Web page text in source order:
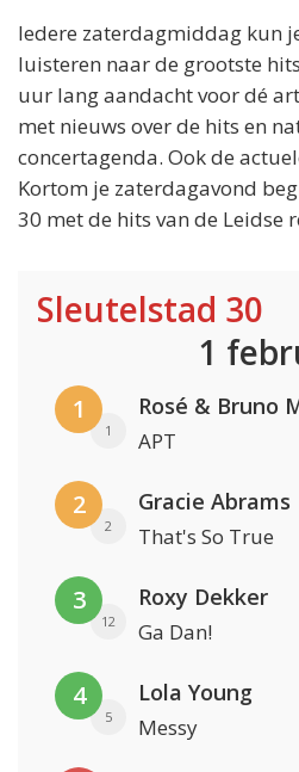
Iedere zaterdagmiddag kun
luisteren naar de grootste
uur lang aandacht voor dé
met nieuws over de hits en
concertagenda. Ook de
Kortom je zaterdagavond
30 met de hits van de Leidse
Sleutelstad 30
1
1
1
Rosé & Bruno
APT
2
2
Gracie Abrams
That's So True
3
12
Roxy Dekker
Ga Dan!
4
5
Lola Young
Messy